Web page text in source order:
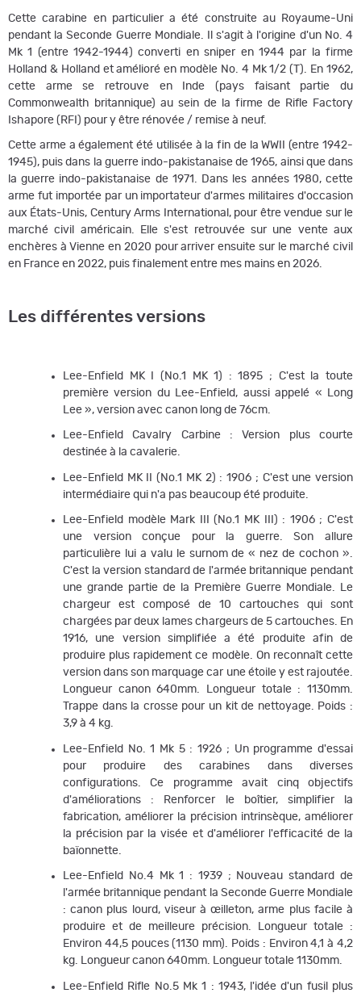
Cette carabine en particulier a été construite au Royaume-Uni
pendant la Seconde Guerre Mondiale. Il s'agit à l'origine d'un No. 4
Mk 1 (entre 1942-1944) converti en sniper en 1944 par la firme
Holland & Holland et amélioré en modèle No. 4 Mk 1/2 (T). En 1962,
cette arme se retrouve en Inde (pays faisant partie du
Commonwealth britannique) au sein de la firme de Rifle Factory
Ishapore (RFI) pour y être rénovée / remise à neuf.
Cette arme a également été utilisée à la fin de la WWII (entre 1942-
1945), puis dans la guerre indo-pakistanaise de 1965, ainsi que dans
la guerre indo-pakistanaise de 1971. Dans les années 1980, cette
arme fut importée par un importateur d'armes militaires d'occasion
aux États-Unis, Century Arms International, pour être vendue sur le
marché civil américain. Elle s'est retrouvée sur une vente aux
enchères à Vienne en 2020 pour arriver ensuite sur le marché civil
en France en 2022, puis finalement entre mes mains en 2026.
Les différentes versions
Lee-Enfield MK I (No.1 MK 1) : 1895 ; C'est la toute
première version du Lee-Enfield, aussi appelé « Long
Lee », version avec canon long de 76cm.
Lee-Enfield Cavalry Carbine : Version plus courte
destinée à la cavalerie.
Lee-Enfield MK II (No.1 MK 2) : 1906 ; C'est une version
intermédiaire qui n'a pas beaucoup été produite.
Lee-Enfield modèle Mark III (No.1 MK III) : 1906 ; C'est
une version conçue pour la guerre. Son allure
particulière lui a valu le surnom de « nez de cochon ».
C'est la version standard de l'armée britannique pendant
une grande partie de la Première Guerre Mondiale. Le
chargeur est composé de 10 cartouches qui sont
chargées par deux lames chargeurs de 5 cartouches. En
1916, une version simplifiée a été produite afin de
produire plus rapidement ce modèle. On reconnaît cette
version dans son marquage car une étoile y est rajoutée.
Longueur canon 640mm. Longueur totale : 1130mm.
Trappe dans la crosse pour un kit de nettoyage. Poids :
3,9 à 4 kg.
Lee-Enfield No. 1 Mk 5 : 1926 ; Un programme d'essai
pour produire des carabines dans diverses
configurations. Ce programme avait cinq objectifs
d'améliorations : Renforcer le boîtier, simplifier la
fabrication, améliorer la précision intrinsèque, améliorer
la précision par la visée et d'améliorer l'efficacité de la
baïonnette.
Lee-Enfield No.4 Mk 1 : 1939 ; Nouveau standard de
l'armée britannique pendant la Seconde Guerre Mondiale
: canon plus lourd, viseur à œilleton, arme plus facile à
produire et de meilleure précision. Longueur totale :
Environ 44,5 pouces (1130 mm). Poids : Environ 4,1 à 4,2
kg. Longueur canon 640mm. Longueur totale 1130mm.
Lee-Enfield Rifle No.5 Mk 1 : 1943, l'idée d'un fusil plus